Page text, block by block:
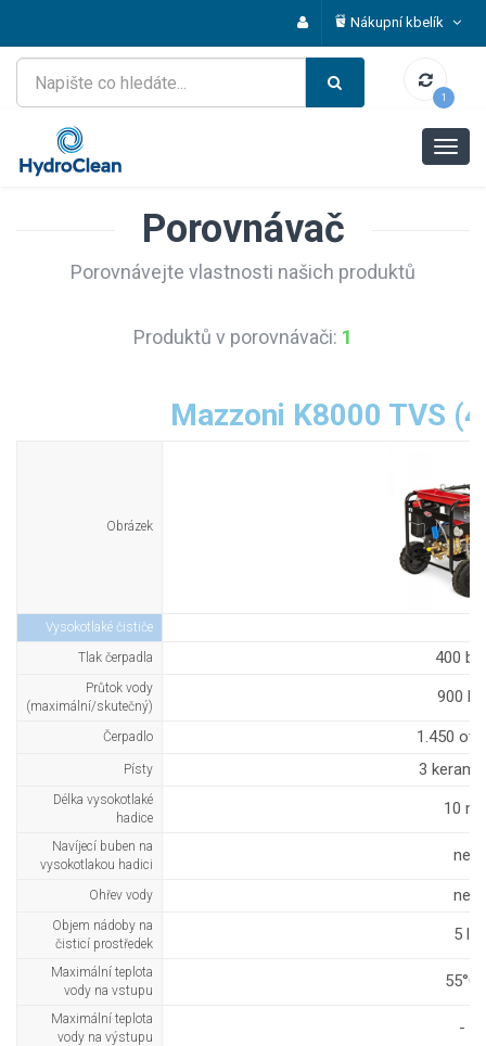
Nákupní kbelík
1
Porovnávač
Porovnávejte vlastnosti našich produktů
Produktů v porovnávači: 1
Mazzoni K8000 TVS
Obrázek
Vysokotlaké čističe
Tlak čerpadla
400
Průtok vody
(maximální/skutečný)
900 l/h
Čerpadlo 1.450 ot/
Písty 3
Délka vysokotlaké
hadice
10 m
Navíjecí buben na
vysokotlakou hadici
ne
Ohřev vody ne
Objem nádoby na
čisticí prostředek
5 l
Maximální teplota
vody na vstupu
55°C
Maximální teplota
vody na výstupu
-